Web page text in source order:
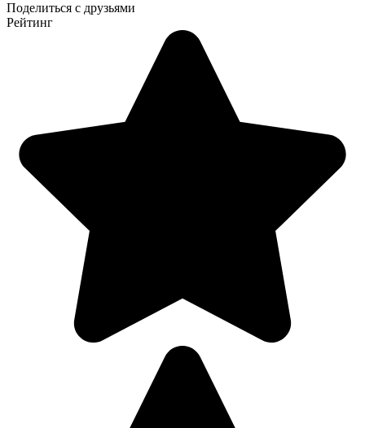
Поделиться с друзьями
Рейтинг